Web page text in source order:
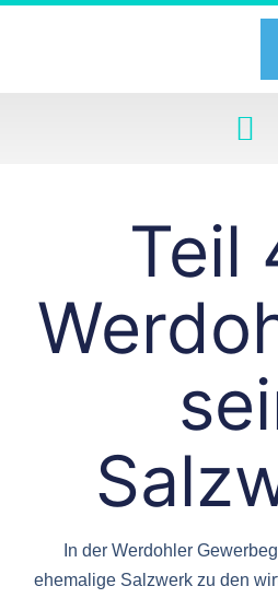
Teil
In der Werdohler
ehemalige Salzwerk zu den